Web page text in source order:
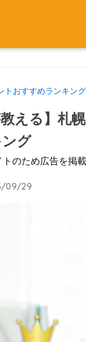
トおすすめランキング
教える】札
グ
のため広告を掲
09/29